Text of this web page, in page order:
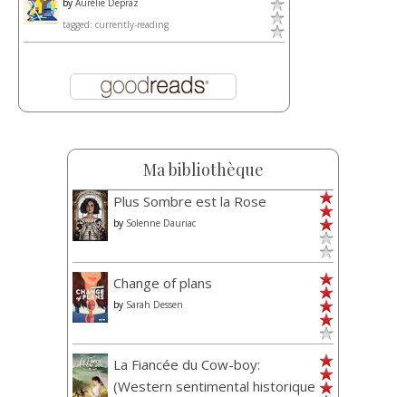
by Aurélie Depraz
tagged: currently-reading
Ma bibliothèque
Plus Sombre est la Rose
by Solenne Dauriac
Change of plans
by Sarah Dessen
La Fiancée du Cow-boy:
(Western sentimental historique